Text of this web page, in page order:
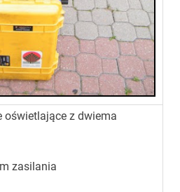
oświetlające z dwiema
zasilania